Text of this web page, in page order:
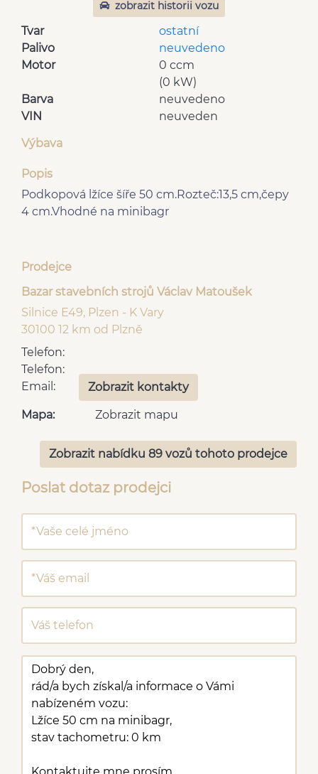
zobrazit historii vozu
Tvar
ostatní
Palivo
neuvedeno
Motor
0 ccm
(0 kW)
Barva
neuvedeno
VIN
neuveden
Výbava
Popis
Podkopová lžíce šíře 50 cm.Rozteč:13,5 cm,čepy
4 cm.Vhodné na minibagr
Prodejce
Bazar stavebních strojů Václav Matoušek
Silnice E49, Plzen - K Vary
30100 12 km od Plzně
Telefon:
Telefon:
Email:
Zobrazit kontakty
Mapa: Zobrazit mapu
Zobrazit nabídku 89 vozů tohoto prodejce
Poslat dotaz prodejci